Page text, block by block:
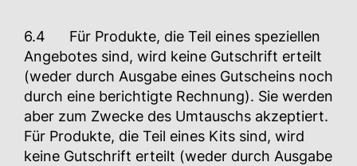
6.4 Für Produkte, die Teil eines speziellen
Angebotes sind, wird keine Gutschrift erteilt
(weder durch Ausgabe eines Gutscheins noch
durch eine berichtigte Rechnung). Sie werden
aber zum Zwecke des Umtauschs akzeptiert.
Für Produkte, die Teil eines Kits sind, wird
keine Gutschrift erteilt (weder durch Ausgabe